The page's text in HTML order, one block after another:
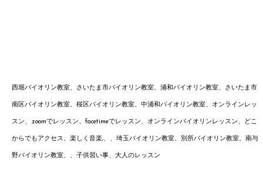
西堀バイオリン教室、さいたま市バイオリン教室、浦和バイオリン教室、さいたま市
南区バイオリン教室、桜区バイオリン教室、中浦和バイオリン教室、オンラインレッ
スン、.zoomでレッスン、facetimeでレッスン、オンラインバイオリンレッスン、どこ
からでもアクセス、楽しく音楽,、 、埼玉バイオリン教室、別所バイオリン教室、南与
野バイオ リン教室、、子供習い事、大人のレッスン